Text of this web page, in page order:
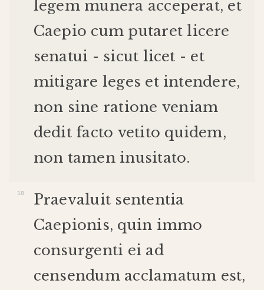
legem munera acceperat, et
Caepio cum putaret licere
senatui - sicut licet - et
mitigare leges et intendere,
non sine ratione veniam
dedit facto vetito quidem,
non tamen inusitato.
Praevaluit sententia
Caepionis, quin immo
consurgenti ei ad
censendum acclamatum est,